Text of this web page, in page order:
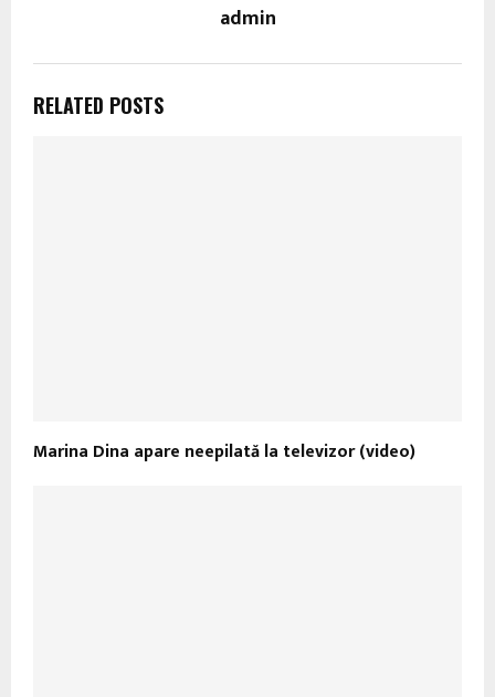
admin
RELATED POSTS
Marina Dina apare neepilată la televizor (video)